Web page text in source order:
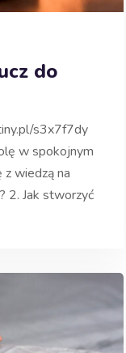
do
s3x7f7dy
w spokojnym
z wiedzą na
2. Jak stworzyć